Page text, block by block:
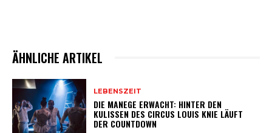
ÄHNLICHE ARTIKEL
LEBENSZEIT
DIE MANEGE ERWACHT: HINTER DEN
KULISSEN DES CIRCUS LOUIS KNIE LÄUFT
DER COUNTDOWN